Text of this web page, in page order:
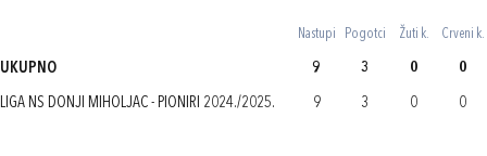
Nastupi Pogotci Žuti k. Crveni k.
UKUPNO 9 3 0 0
LIGA NS DONJI MIHOLJAC - PIONIRI 2024./2025. 9 3 0 0